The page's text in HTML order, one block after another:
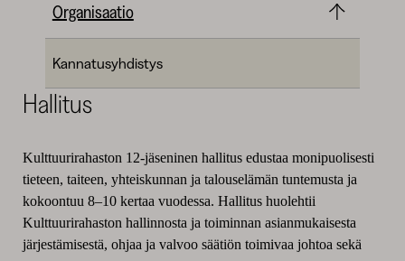
Organisaatio
Kannatusyhdistys
Hallitus
Kulttuurirahaston 12-jäseninen hallitus edustaa monipuolisesti
tieteen, taiteen, yhteiskunnan ja talouselämän tuntemusta ja
kokoontuu 8–10 kertaa vuodessa. Hallitus huolehtii
Kulttuurirahaston hallinnosta ja toiminnan asianmukaisesta
järjestämisestä, ohjaa ja valvoo säätiön toimivaa johtoa sekä